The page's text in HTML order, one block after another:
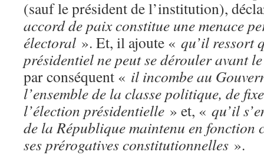
(sauf le président de l’institution),
accord de paix constitue une menace
électoral ». Et, il ajoute « qu’il ressort
présidentiel ne peut se dérouler avant
par conséquent « il incombe au
l’ensemble de la classe politique, de
l’élection présidentielle » et, « qu’il
de la République maintenu en fonction
ses prérogatives constitutionnelles ».